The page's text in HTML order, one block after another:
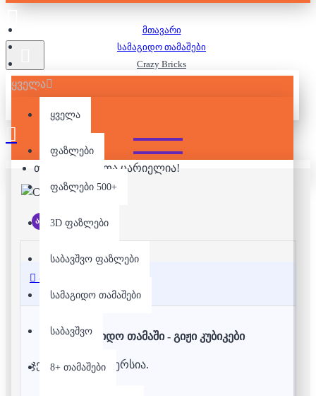
ყველა
ყველა
ფაზლები
ფაზლები 500+
3D ფაზლები
საბავშვო ფაზლები
სამაგიდო თამაშები
საბავშვო
8+ თამაშები
თქვენი კალათა ცარიელია!
მთავარი
სამაგიდო თამაშები
Crazy Bricks
CRAZY BRICKS
არ არის მარაგში
აღწერა
სამაგიდო თამაში - გიჟი კუბიკები
ჯენგას გიჟური ვერსია.